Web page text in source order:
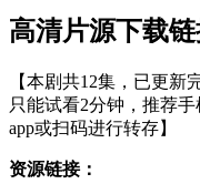
高清片源下载链
【本剧共12集，已更
只能试看2分钟，推荐
app或扫码进行转存】
资源链接：